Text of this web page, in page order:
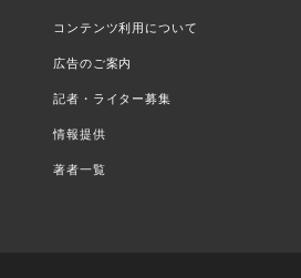
コンテンツ利用について
広告のご案内
記者・ライター募集
情報提供
著者一覧